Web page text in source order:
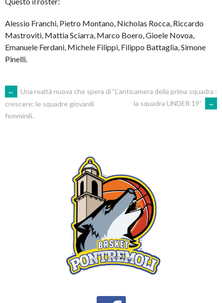
Alessio Franchi, Pietro Montano, Nicholas Rocca, Riccardo
Mastroviti, Mattia Sciarra, Marco Boero, Gioele Novoa,
Emanuele Ferdani, Michele Filippi, Filippo Battaglia, Simone
Pinelli.
POST
NAVIGATION
←
Una realtà nuova che spera di
crescere: le squadre giovanili
femminili.
“L’anticamera della prima squadra :
la squadra UNDER 19”
→